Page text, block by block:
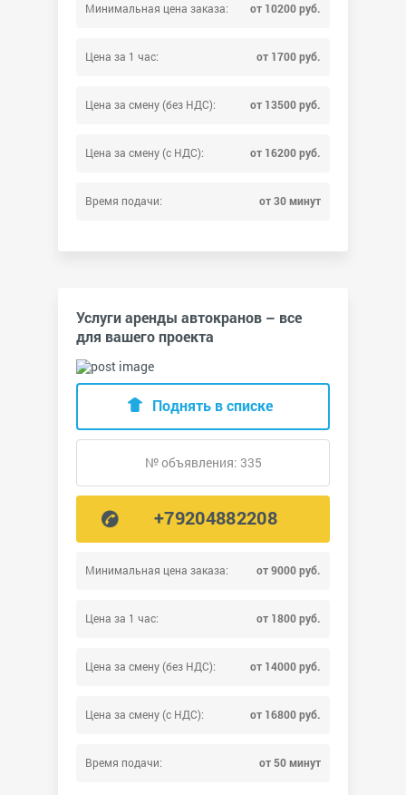
Минимальная цена заказа: от 10200 руб.
Цена за 1 час: от 1700 руб.
Цена за смену (без НДС): от 13500 руб.
Цена за смену (с НДС): от 16200 руб.
Время подачи: от 30 минут
Услуги аренды автокранов – все
для вашего проекта
Минимальная цена заказа: от 9000 руб.
Цена за 1 час: от 1800 руб.
Цена за смену (без НДС): от 14000 руб.
Цена за смену (с НДС): от 16800 руб.
Время подачи: от 50 минут
Поднять в списке
№ объявления: 335
+79204882208